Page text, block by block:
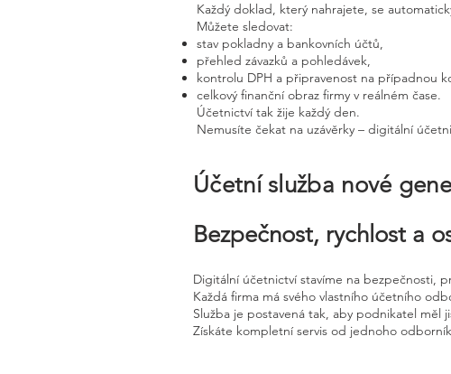
Každý doklad, který nahrajete, se
Můžete sledovat:
stav pokladny a bankovních účtů,
přehled závazků a pohledávek,
kontrolu DPH a připravenost na případnou
celkový finanční obraz firmy v reálném čase.
Účetnictví tak žije každý den.
Nemusíte čekat na uzávěrky – digitální
Účetní služba nové
Bezpečnost, rychlost a
Digitální účetnictví stavíme na bezpečnosti,
Každá firma má svého vlastního účetního
Služba je postavená tak, aby podnikatel
Získáte kompletní servis od jednoho